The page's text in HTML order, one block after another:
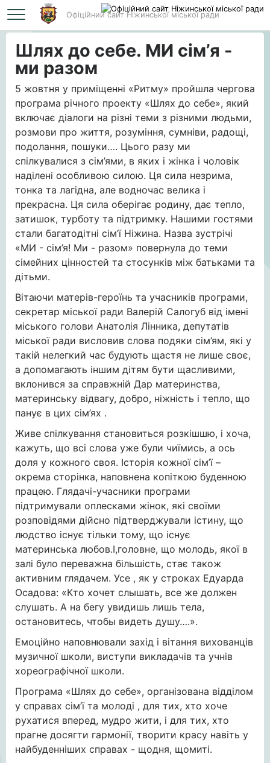
Офіційний сайт Ніжинської міської ради
Головна Шлях до себе. МИ сім’я - ми разом
Шлях до себе. МИ сім’я -
ми разом
5 жовтня у приміщенні «Ритму» пройшла чергова
програма річного проекту «Шлях до себе», який
включає діалоги на різні теми з різними людьми,
розмови про життя, розуміння, сумніви, радощі,
подолання, пошуки…. Цього разу ми
спілкувалися з сім’ями, в яких і жінка і чоловік
наділені особливою силою. Ця сила незрима,
тонка та лагідна, але водночас велика і
прекрасна. Ця сила оберігає родину, дає тепло,
затишок, турботу та підтримку. Нашими гостями
стали багатодітні сім’ї Ніжина. Назва зустрічі
«МИ - сім’я! Ми - разом» повернула до теми
сімейних цінностей та стосунків між батьками та
дітьми.
Вітаючи матерів-героїнь та учасників програми,
секретар міської ради Валерій Салогуб від імені
міського голови Анатолія Лінника, депутатів
міської ради висловив слова подяки сім’ям, які у
такій нелегкий час будують щастя не лише своє,
а допомагають іншим дітям бути щасливими,
вклонився за справжній Дар материнства,
материнську відвагу, добро, ніжність і тепло, що
панує в цих сім’ях .
Живе спілкування становиться розкішшю, і хоча,
кажуть, що всі слова уже були чиїмись, а ось
доля у кожного своя. Історія кожної сім’ї –
окрема сторінка, наповнена копіткою буденною
працею. Глядачі-учасники програми
підтримували оплесками жінок, які своїми
розповідями дійсно підтверджували істину, що
людство існує тільки тому, що існує
материнська любов.І,головне, що молодь, якої в
залі було переважна більшість, стає також
активним глядачем. Усе , як у строках Едуарда
Осадова: «Кто хочет слышать, все же должен
слушать. А на бегу увидишь лишь тела,
остановитесь, чтобы видеть душу….».
Емоційно наповнювали захід і вітання вихованців
музичної школи, виступи викладачів та учнів
хореографічної школи.
Програма «Шлях до себе», організована відділом
у справах сім’ї та молоді , для тих, хто хоче
рухатися вперед, мудро жити, і для тих, хто
прагне досягти гармонії, творити красу навіть у
найбуденніших справах - щодня, щомиті.